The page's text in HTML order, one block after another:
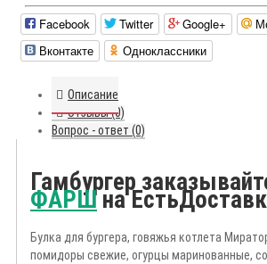
Facebook Twitter Google+
Вконтакте
Одноклассники
Описание
Отзывы (0)
Вопрос - ответ (0)
Гамбургер
ФАРШна
Булка для бургера, говяжья котлета
помидоры свежие, огурцы маринованные,